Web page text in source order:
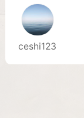
女
ceshi123